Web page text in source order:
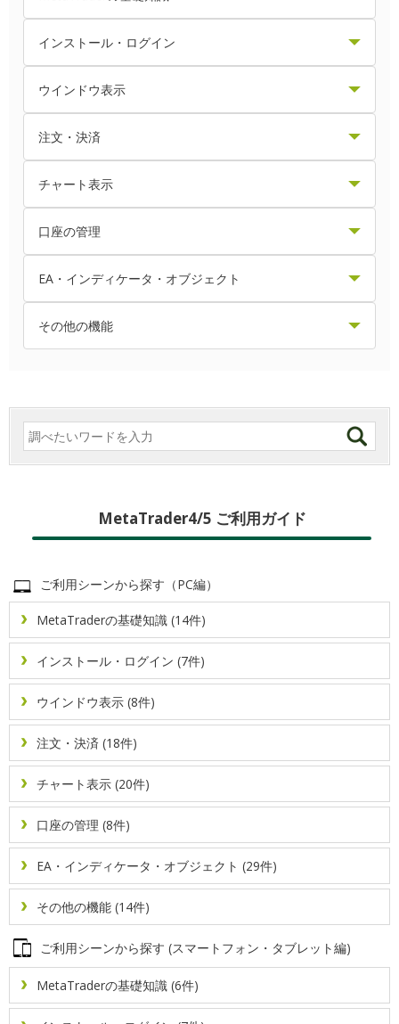
MT4/MT5からデモ口座を開設する方法
MetaTraderのショートカットキー操作
MetaTraderの初期画面と見方
ツールバー内のボタンをカスタマイズする方法
ツールバー内の時間足をカスタマイズする方法
取引条件を確認する方法
接続サーバを切り替える方法
新規注文画面のデフォルト値を設定する方法
表示言語を変更する方法
画面解像度を設定する方法
インストール・ログイン
MetaTraderをアンインストールする方法
ダウンロード・インストールする方法（Mac版）
ダウンロード・インストールする方法（Windows版）
ログインできない場合の対処方法
ログイン切り替え方法
ウインドウ表示
EA・インディケータをコンパイルする方法
ティックチャートを表示・設定する方法
ポップアッププライスを表示・設定する方法
気配値表示に表示されている銘柄を変更する方法
気配値表示の表示項目を変更する方法
プライスボードを表示する方法
気配値表示で銘柄の詳細を表示する方法
注文・決済
IFO注文（イフダンオーシーオー注文）の仕方
スリッページの許容値を設定する方法
トレーリングストップ注文の仕方
ワンクリック成行注文の仕方
ワンクリック注文を有効にする方法
両建てポジションを同時決済する方法
新規注文画面からの成行注文の仕方
新規注文画面からの指値・逆指値注文とストップリミッ
ト注文の仕方
新規注文画面を表示する方法
板注文画面からの指値・逆指値注文の仕方
板注文画面から成行注文・決済の仕方
板注文画面を表示・設定する方法
決済指値（T/P）・決済逆指値（S/L）を設定・変更する
方法
部分決済の仕方
複数ポジションの一括決済・予約注文の一括取消をする
方法
チャート表示
クロスヘアを表示・利用する方法
ステップバイステップ機能の利用方法
チャートが表示されない場合の対処方法
チャートの右側に余白を設定する方法
チャートの時間足を変更する方法
チャートの種類を変更する方法
チャートの自動スクロールを切り替える方法
チャートの表示項目を設定する方法
チャートを再表示する方法
チャートを拡大・縮小する方法
チャートを整列する方法
チャート画像を保存する方法
チャート画像を印刷する方法
定型チャートを保存・適用・削除する方法
定型チャートを読み込ませる方法
口座の管理
エクスポージャーを確認する方法
保有ポジション情報を確認する方法
取引履歴レポートの見方
証拠金情報を確認する方法
EA・インディケータ・オブジェクト
EA・インディケータの設定を変更する方法
インディケータを作成する方法
を保存する方法
エキスパートアドバイザ（EA）をバックテストする方法
エキスパートアドバイザ（EA）を稼働する方法
オブジェクトの設定変更を行う方法
オンバランスボリュームの表示・設定方法
カスタムインディケータをインストールする方法
ギャンを表示・設定する方法
グローバル変数を設定する方法
トレンドラインを表示・設定する方法
フィボナッチを表示・設定する方法
その他の機能
ニュースを確認する方法
ヒストリカルデータをエクスポートする方法
プログラム起動によるアラーム設定方法
メール通知によるアラート設定方法
通知音によるアラーム設定方法
カスタム銘柄を作成する方法
二段階認証の設定を行う方法
経済指標カレンダーを表示・設定する方法
MetaTrader4/5 ご利用ガイド
ご利用シーンから探す（PC編）
MetaTraderの基礎知識 (14件)
インストール・ログイン (7件)
ウインドウ表示 (8件)
注文・決済 (18件)
チャート表示 (20件)
口座の管理 (8件)
EA・インディケータ・オブジェクト (29件)
その他の機能 (14件)
ご利用シーンから探す (スマートフォン・タブレット編)
MetaTraderの基礎知識 (6件)